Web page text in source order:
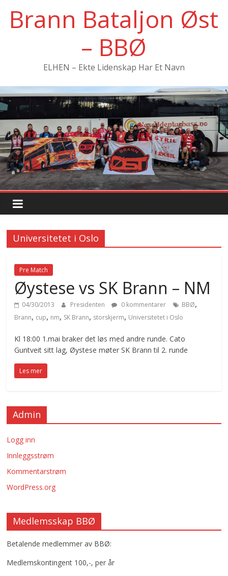
innholdet
Brann Bataljon Øst
– BBØ
ELHEN – Ekte Lidenskap Har Et Navn
Universitetet i Oslo
Pre Match
Øystese vs SK Brann – NM
04/30/2013 Presidenten 0 kommentarer BBØ,
Brann, cup, nm, SK Brann, storskjerm, Universitetet i Oslo
Kl 18:00 1.mai braker det løs med andre runde. Cato
Guntveit sitt lag, Øystese møter SK Brann til 2. runde
Les mer
Admin
Logg inn
Innleggsstrøm
Kommentarstrøm
WordPress.org
Medlemsskap BBØ
Betalende medlemmer av BBØ:
Medlemskontingent 100,-, per år